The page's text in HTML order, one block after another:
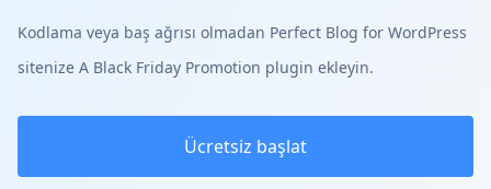
Kodlama veya baş ağrısı olmadan Perfect Blog for WordPress
sitenize A Black Friday Promotion plugin ekleyin.
Ücretsiz başlat